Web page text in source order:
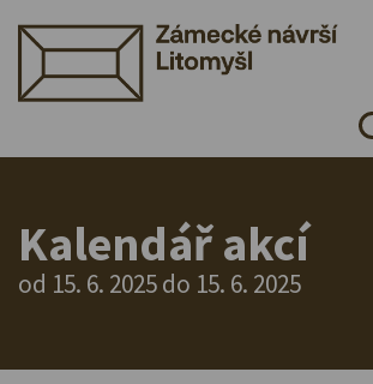
Kalendář akcí
od 15. 6. 2025 do 15. 6. 2025